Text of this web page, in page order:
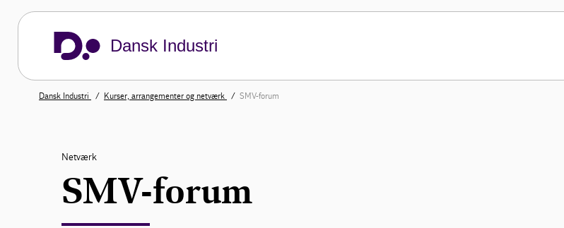
Dansk Industri
Dansk Industri Kurser, arrangementer og netværk SMV-forum
Netværk
SMV-forum